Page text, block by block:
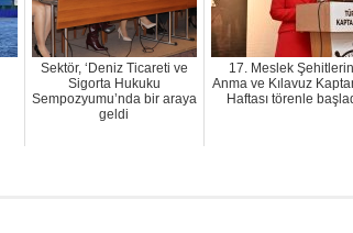
Sektör, ‘Deniz Ticareti ve
Sigorta Hukuku
Sempozyumu’nda bir araya
geldi
17. Meslek
Anma ve Kılavuz
Haftası törenle